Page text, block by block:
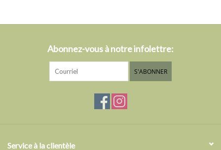
Abonnez-vous à notre infolettre:
S'ABONNER
Service à la clientèle